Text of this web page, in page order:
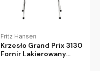
Fritz Hansen
Krzesło Grand Prix 3130
Fornir Lakierowany